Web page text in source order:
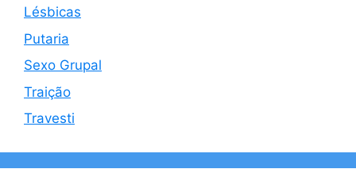
Lésbicas
Putaria
Sexo Grupal
Traição
Travesti